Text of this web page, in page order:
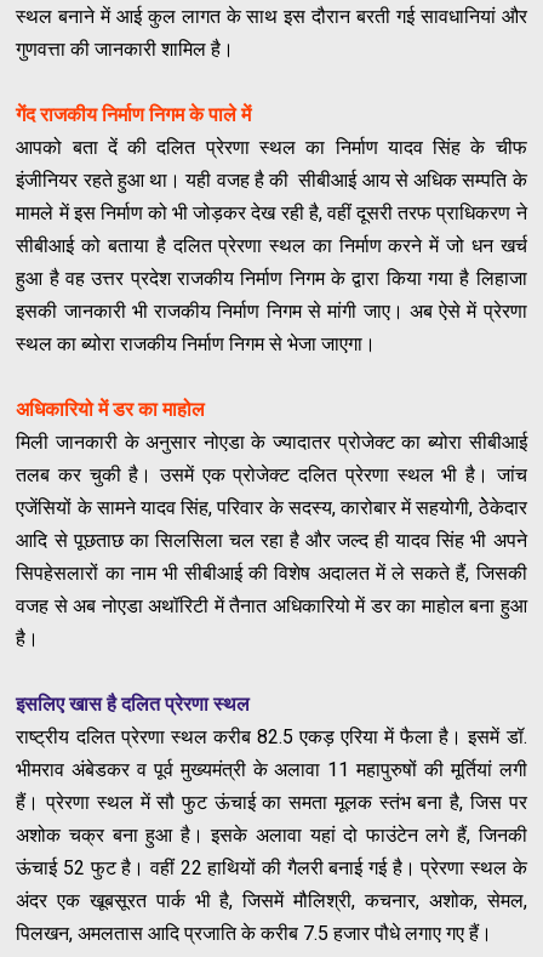
स्थल बनाने में आई कुल लागत के साथ इस दौरान बरती गई सावधानियां और
गुणवत्ता की जानकारी शामिल है।
गेंद राजकीय निर्माण निगम के पाले में
आपको बता दें की दलित प्रेरणा स्थल का निर्माण यादव सिंह के चीफ
इंजीनियर रहते हुआ था। यही वजह है की सीबीआई आय से अधिक सम्पति के
मामले में इस निर्माण को भी जोड़कर देख रही है, वहीं दूसरी तरफ प्राधिकरण ने
सीबीआई को बताया है दलित प्रेरणा स्थल का निर्माण करने में जो धन खर्च
हुआ है वह उत्तर प्रदेश राजकीय निर्माण निगम के द्वारा किया गया है लिहाजा
इसकी जानकारी भी राजकीय निर्माण निगम से मांगी जाए। अब ऐसे में प्रेरणा
स्थल का ब्योरा राजकीय निर्माण निगम से भेजा जाएगा।
अधिकारियो में डर का माहोल
मिली जानकारी के अनुसार नोएडा के ज्यादातर प्रोजेक्ट का ब्योरा सीबीआई
तलब कर चुकी है। उसमें एक प्रोजेक्ट दलित प्रेरणा स्थल भी है। जांच
एजेंसियों के सामने यादव सिंह, परिवार के सदस्य, कारोबार में सहयोगी, ठेेकेदार
आदि से पूछताछ का सिलसिला चल रहा है और जल्द ही यादव सिंह भी अपने
सिपहेसलारों का नाम भी सीबीआई की विशेष अदालत में ले सकते हैं, जिसकी
वजह से अब नोएडा अथॉरिटी में तैनात अधिकारियो में डर का माहोल बना हुआ
है।
इसलिए खास है दलित प्रेरणा स्थल
राष्ट्रीय दलित प्रेरणा स्थल करीब 82.5 एकड़ एरिया में फैला है। इसमें डॉ.
भीमराव अंबेडकर व पूर्व मुख्यमंत्री के अलावा 11 महापुरुषों की मूर्तियां लगी
हैं। प्रेरणा स्थल में सौ फुट ऊंचाई का समता मूलक स्तंभ बना है, जिस पर
अशोक चक्र बना हुआ है। इसके अलावा यहां दो फाउंटेन लगे हैं, जिनकी
ऊंचाई 52 फुट है। वहीं 22 हाथियों की गैलरी बनाई गई है। प्रेरणा स्थल के
अंदर एक खूबसूरत पार्क भी है, जिसमें मौलिश्री, कचनार, अशोक, सेमल,
पिलखन, अमलतास आदि प्रजाति के करीब 7.5 हजार पौधे लगाए गए हैं।